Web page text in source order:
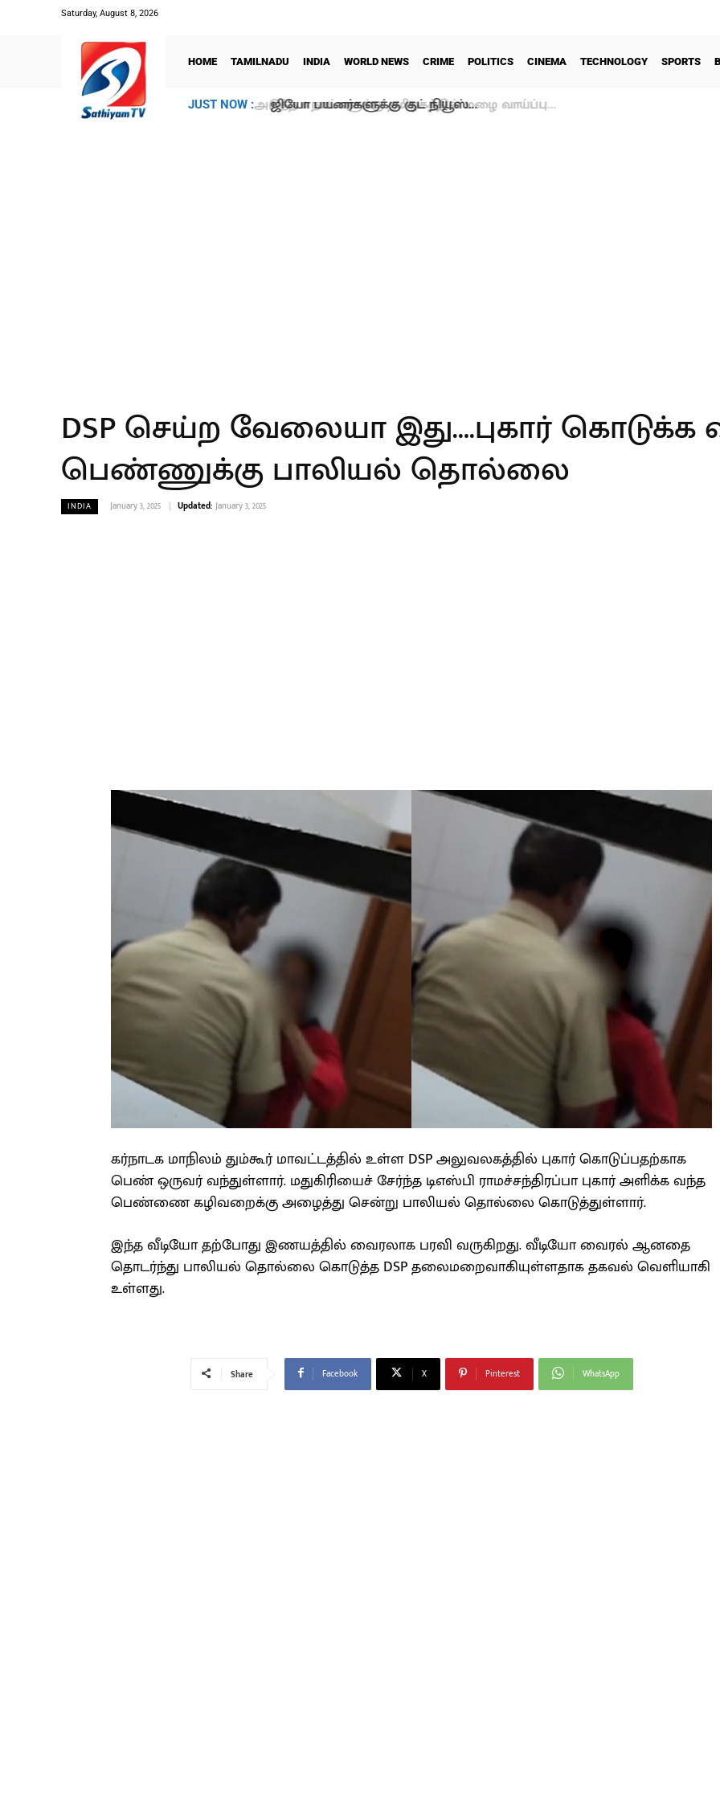
Saturday, August 8, 2026
HOME TAMILNADU INDIA WORLD NEWS CRIME POLITICS CINEMA TECHNOLOGY SPORTS
JUST NOW : ஜியோ பயனர்களுக்கு குட் நியூஸ்…
DSP செய்ற வேலையா இது….புகார் கொடுக்க
பெண்ணுக்கு பாலியல் தொல்லை
INDIA January 3, 2025 Updated: January 3, 2025
கர்நாடக மாநிலம் தும்கூர் மாவட்டத்தில் உள்ள DSP அலுவலகத்தில் புகார் கொடுப்பதற்காக
பெண் ஒருவர் வந்துள்ளார். மதுகிரியைச் சேர்ந்த டிஎஸ்பி ராமச்சந்திரப்பா புகார் அளிக்க வந்த
பெண்ணை கழிவறைக்கு அழைத்து சென்று பாலியல் தொல்லை கொடுத்துள்ளார்.
இந்த வீடியோ தற்போது இணயத்தில் வைரலாக பரவி வருகிறது. வீடியோ வைரல் ஆனதை
தொடர்ந்து பாலியல் தொல்லை கொடுத்த DSP தலைமறைவாகியுள்ளதாக தகவல் வெளியாகி
உள்ளது.
Share Facebook X Pinterest WhatsApp